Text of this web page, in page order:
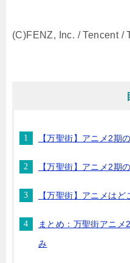
(C)FENZ, Inc. / Tencent /
【万聖街】アニメ2期
【万聖街】アニメ2期
【万聖街】アニメはど
まとめ：万聖街アニ
み